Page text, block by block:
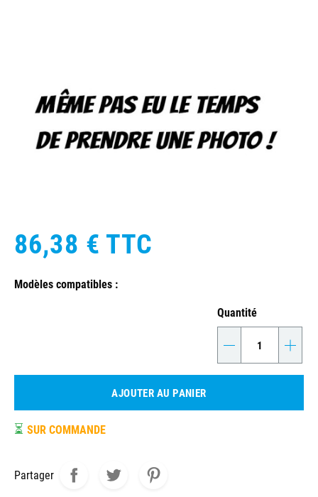
86,38 € TTC
Modèles compatibles :
Quantité
- +
AJOUTER AU PANIER
⏳ SUR COMMANDE
Partager